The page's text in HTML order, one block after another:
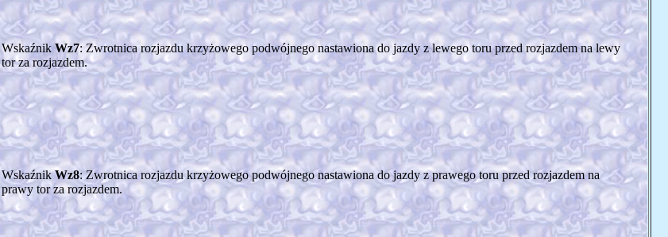
WskaźnikWz7: Zwrotnica rozjazdu krzyżowego podwójnego nastawiona do jazdy z lewego toru przed rozjazdem na lewy
tor za rozjazdem.
WskaźnikWz8: Zwrotnica rozjazdu krzyżowego podwójnego nastawiona do jazdy z prawego toru przed rozjazdem na
prawy tor za rozjazdem.